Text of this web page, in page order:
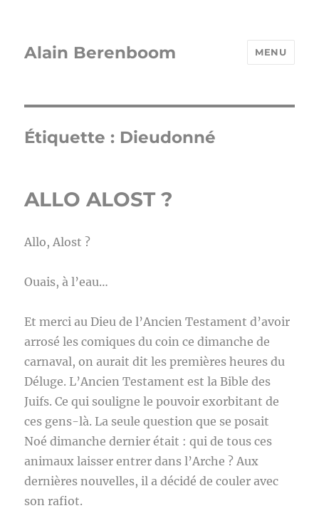
Alain Berenboom MENU
Étiquette : Dieudonné
ALLO ALOST ?
Allo, Alost ?
Ouais, à l’eau…
Et merci au Dieu de l’Ancien Testament d’avoir
arrosé les comiques du coin ce dimanche de
carnaval, on aurait dit les premières heures du
Déluge. L’Ancien Testament est la Bible des
Juifs. Ce qui souligne le pouvoir exorbitant de
ces gens-là. La seule question que se posait
Noé dimanche dernier était : qui de tous ces
animaux laisser entrer dans l’Arche ? Aux
dernières nouvelles, il a décidé de couler avec
son rafiot.